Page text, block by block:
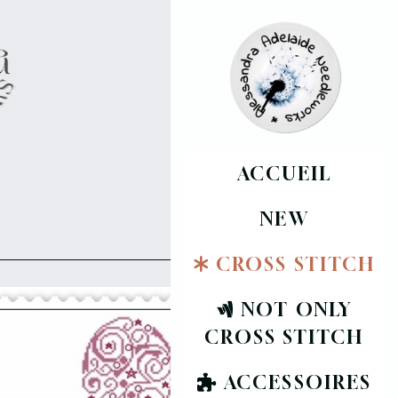
ACCUEIL
NEW
CROSS STITCH
NOT ONLY
CROSS STITCH
ACCESSOIRES